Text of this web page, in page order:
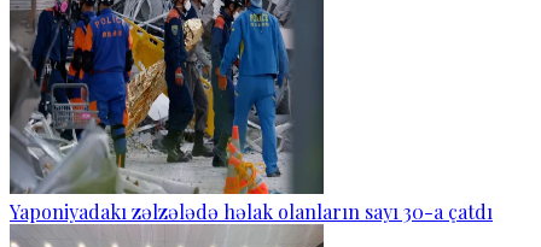
Yaponiyadakı zəlzələdə həlak olanların sayı 30-a çatdı